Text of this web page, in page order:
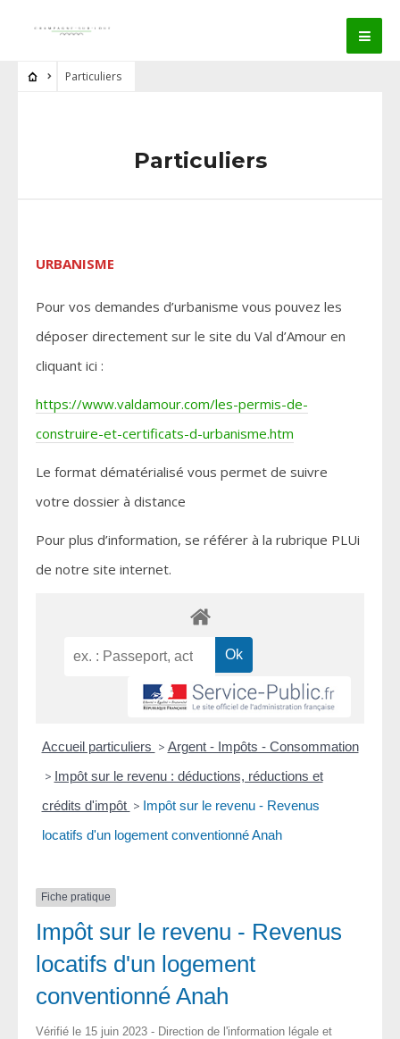
Particuliers
Particuliers
URBANISME
Pour vos demandes d’urbanisme vous pouvez les
déposer directement sur le site du Val d’Amour en
cliquant ici :
https://www.valdamour.com/les-permis-de-
construire-et-certificats-d-urbanisme.htm
Le format dématérialisé vous permet de suivre
votre dossier à distance
Pour plus d’information, se référer à la rubrique PLUi
de notre site internet.
Accueil particuliers > Argent - Impôts - Consommation
> Impôt sur le revenu : déductions, réductions et
crédits d'impôt > Impôt sur le revenu - Revenus
locatifs d'un logement conventionné Anah
Fiche pratique
Impôt sur le revenu - Revenus
locatifs d'un logement
conventionné Anah
Vérifié le 15 juin 2023 - Direction de l'information légale et